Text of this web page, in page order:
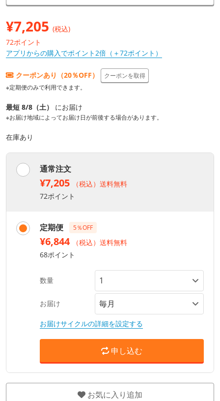
¥7,205 (税込)
72ポイント
アプリからの購入でポイント2倍（＋72ポイント）
クーポンあり（20％OFF）
クーポンを取得
※定期便のみで利用できます。
最短 8/8（土） にお届け
※お届け地域によってお届け日が前後する場合があります。
在庫あり
通常注文
¥7,205
（税込）送料無料
72ポイント
定期便 5％OFF
¥6,844
（税込）送料無料
68ポイント
数量
お届け
お届けサイクルの詳細を設定する
申し込む
お気に入り追加